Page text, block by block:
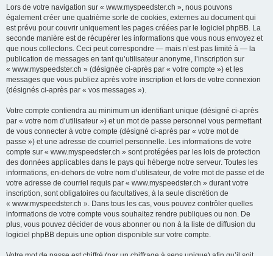
Lors de votre navigation sur « www.myspeedster.ch », nous pouvons
également créer une quatrième sorte de cookies, externes au document qui
est prévu pour couvrir uniquement les pages créées par le logiciel phpBB. La
seconde manière est de récupérer les informations que vous nous envoyez et
que nous collectons. Ceci peut correspondre — mais n’est pas limité à — la
publication de messages en tant qu’utilisateur anonyme, l’inscription sur
« www.myspeedster.ch » (désignée ci-après par « votre compte ») et les
messages que vous publiez après votre inscription et lors de votre connexion
(désignés ci-après par « vos messages »).
Votre compte contiendra au minimum un identifiant unique (désigné ci-après
par « votre nom d’utilisateur ») et un mot de passe personnel vous permettant
de vous connecter à votre compte (désigné ci-après par « votre mot de
passe ») et une adresse de courriel personnelle. Les informations de votre
compte sur « www.myspeedster.ch » sont protégées par les lois de protection
des données applicables dans le pays qui héberge notre serveur. Toutes les
informations, en-dehors de votre nom d’utilisateur, de votre mot de passe et de
votre adresse de courriel requis par « www.myspeedster.ch » durant votre
inscription, sont obligatoires ou facultatives, à la seule discrétion de
« www.myspeedster.ch ». Dans tous les cas, vous pouvez contrôler quelles
informations de votre compte vous souhaitez rendre publiques ou non. De
plus, vous pouvez décider de vous abonner ou non à la liste de diffusion du
logiciel phpBB depuis une option disponible sur votre compte.